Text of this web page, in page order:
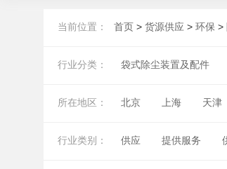
当前位置： 首页 > 货源供应 > 环保 >
行业分类： 袋式除尘装置及配件
所在地区： 北京 上海 天津
行业类别： 供应 提供服务